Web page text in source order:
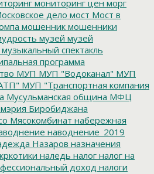
мониторинг цен морг
дело мост Мост в
мошенник мошенники
музей музей
музыкальный спектакль
программа
МУП МУП "Водоканал" МУП
МУП "Транспортная компания
Мусульманская община МФЦ
мэрия Биробиджана
Мясокомбинат набережная
наводнение_2019
Назаров назначения
наледь налог налог на
доход налоги